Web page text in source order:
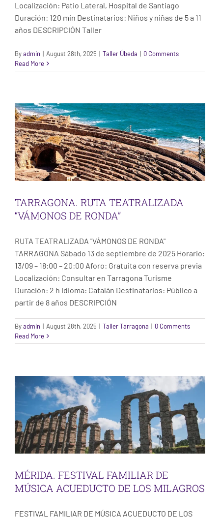
Localización: Patio Lateral, Hospital de Santiago
Duración: 120 min Destinatarios: Niños y niñas de 5 a 11
años DESCRIPCIÓN Taller
Byadmin | August 28th, 2025 | Taller Úbeda | 0 Comments
Read MoreTARRAGONA. RUTA TEATRALIZADA
TARRAGONA. RUTA TEATRALIZADA
“VÁMONOS DE RONDA”
RUTA TEATRALIZADA "VÁMONOS DE RONDA"
TARRAGONA Sábado 13 de septiembre de 2025 Horario:
13/09 – 18:00 – 20:00 Aforo: Gratuita con reserva previa
Localización: Consultar en Tarragona Turisme
Duración: 2 h Idioma: Catalán Destinatarios: Público a
partir de 8 años DESCRIPCIÓN
Byadmin | August 28th, 2025 | Taller Tarragona | 0 Comments
Read MoreMÉRIDA. FESTIVAL FAMILIAR DE MÚSICA
MÉRIDA. FESTIVAL FAMILIAR DE
MÚSICA ACUEDUCTO DE LOS MILAGROS
FESTIVAL FAMILIAR DE MÚSICA ACUEDUCTO DE LOS